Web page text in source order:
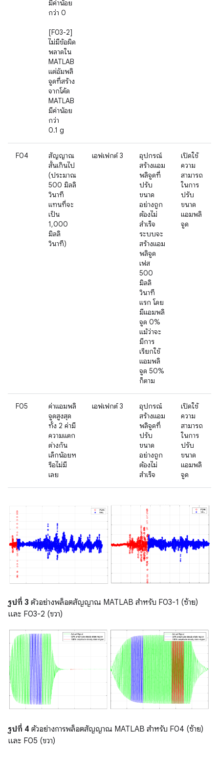
มีค่าน้อย
กว่า 0
[F03-2]
ไม่มีข้อผิด
พลาดใน
MATLAB
แต่อัมพลิ
จูดที่สร้าง
จากโค้ด
MATLAB
มีค่าน้อย
กว่า
0.1 g
F04
สัญญาณ
สั้นเกินไป
(ประมาณ
500 มิลลิ
วินาที
แทนที่จะ
เป็น
1,000
มิลลิ
วินาที)
เอฟเฟกต์ 3
อุปกรณ์
สร้างแอม
พลิจูดที่
ปรับ
ขนาด
อย่างถูก
ต้องไม่
สำเร็จ
ระบบจะ
สร้างแอม
พลิจูด
เฟส
500
มิลลิ
วินาที
แรก โดย
มีแอมพลิ
จูด 0%
แม้ว่าจะ
มีการ
เรียกใช้
แอมพลิ
จูด 50%
ก็ตาม
เปิดใช้
ความ
สามารถ
ในการ
ปรับ
ขนาด
แอมพลิ
จูด
F05
ค่าแอมพลิ
จูดสูงสุด
ทั้ง 2 ค่ามี
ความแตก
ต่างกัน
เล็กน้อยห
รือไม่มี
เลย
เอฟเฟกต์ 3
อุปกรณ์
สร้างแอม
พลิจูดที่
ปรับ
ขนาด
อย่างถูก
ต้องไม่
สำเร็จ
เปิดใช้
ความ
สามารถ
ในการ
ปรับ
ขนาด
แอมพลิ
จูด
รูปที่ 3 ตัวอย่างพล็อตสัญญาณ MATLAB สำหรับ F03-1 (ซ้าย)
และ F03-2 (ขวา)
รูปที่ 4 ตัวอย่างการพล็อตสัญญาณ MATLAB สำหรับ F04 (ซ้าย)
และ F05 (ขวา)